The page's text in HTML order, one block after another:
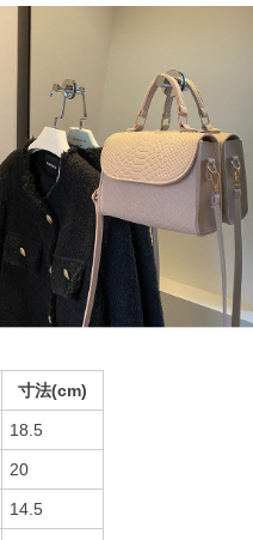
寸法(cm)
18.5
20
14.5